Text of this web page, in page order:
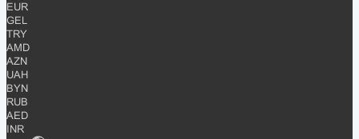
EUR
GEL
TRY
AMD
AZN
UAH
BYN
RUB
AED
INR